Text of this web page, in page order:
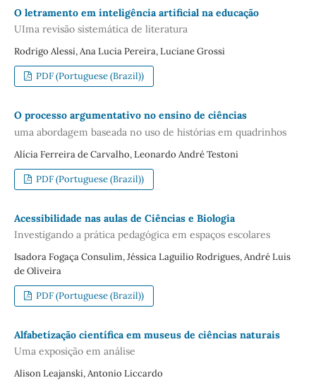
O letramento em inteligência artificial na educação
UIma revisão sistemática de literatura
Rodrigo Alessi, Ana Lucia Pereira, Luciane Grossi
PDF (Portuguese (Brazil))
O processo argumentativo no ensino de ciências
uma abordagem baseada no uso de histórias em quadrinhos
Alícia Ferreira de Carvalho, Leonardo André Testoni
PDF (Portuguese (Brazil))
Acessibilidade nas aulas de Ciências e Biologia
Investigando a prática pedagógica em espaços escolares
Isadora Fogaça Consulim, Jéssica Laguilio Rodrigues, André Luis
de Oliveira
PDF (Portuguese (Brazil))
Alfabetização científica em museus de ciências naturais
Uma exposição em análise
Alison Leajanski, Antonio Liccardo